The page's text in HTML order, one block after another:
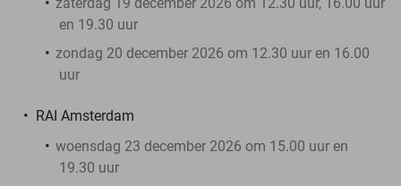
en 19.30 uur
zondag 20 december 2026 om 12.30 uur en 16.00
uur
RAI Amsterdam
woensdag 23 december 2026 om 15.00 uur en
19.30 uur